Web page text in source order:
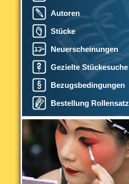
Autoren
Stücke
Neuerscheinungen
Gezielte Stückesuche
Bezugsbedingungen
Bestellung Rollensatz